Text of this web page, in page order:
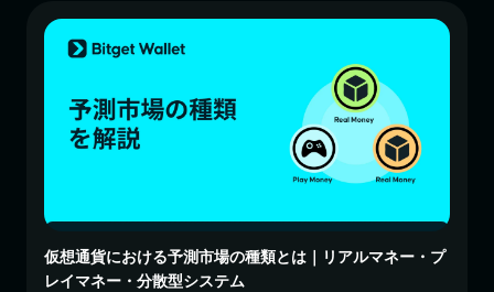
仮想通貨における予測市場の種類とは｜リアルマネー・プ
レイマネー・分散型システム